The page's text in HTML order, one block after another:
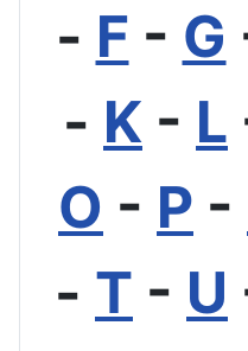
- F - G
- K - L
O - P -
- T - U